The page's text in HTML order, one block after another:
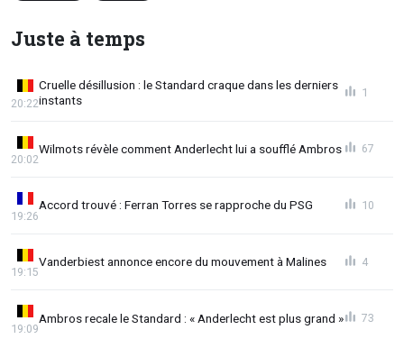
Juste à temps
Cruelle désillusion : le Standard craque dans les derniers
instants
20:22
1
Wilmots révèle comment Anderlecht lui a soufflé Ambros
20:02
67
Accord trouvé : Ferran Torres se rapproche du PSG
19:26
10
Vanderbiest annonce encore du mouvement à Malines
19:15
4
Ambros recale le Standard : « Anderlecht est plus grand »
19:09
73